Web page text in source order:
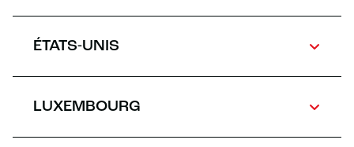
ÉTATS-UNIS
LUXEMBOURG